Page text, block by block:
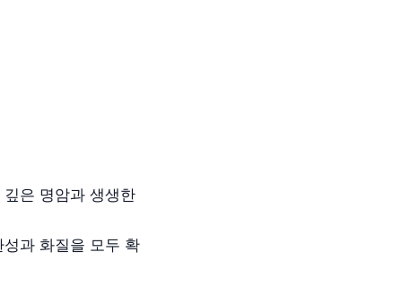
은 명암과 생생한
과 화질을 모두 확